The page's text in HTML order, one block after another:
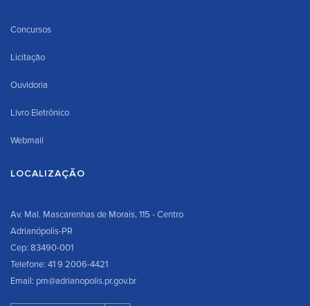
Concursos
Licitação
Ouvidoria
Livro Eletrônico
Webmail
LOCALIZAÇÃO
Av. Mal. Mascarenhas de Morais, 115 - Centro
Adrianópolis-PR
Cep: 83490-001
Telefone: 41 9 2006-4421
Email: pm@adrianopolis.pr.gov.br